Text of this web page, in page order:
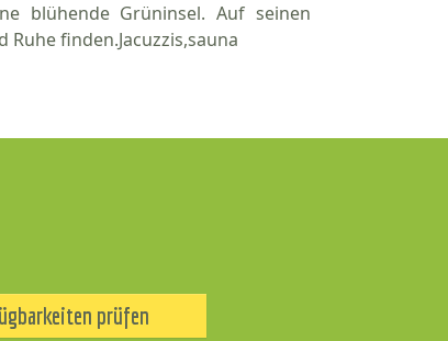
blühende Grüninsel. Auf seinen
finden.Jacuzzis,sauna
prüfen